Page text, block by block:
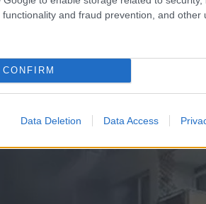
and fraud prevention, and other
CONFIRM
Data Deletion Data Access